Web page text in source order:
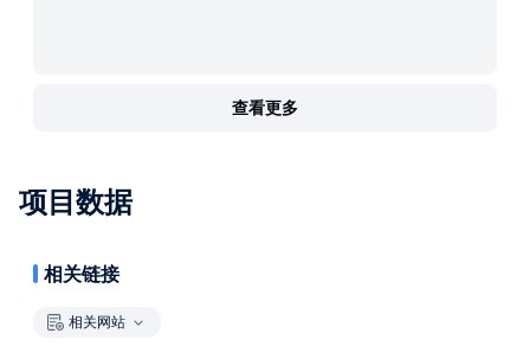
查看更多
项目数据
相关链接
相关网站